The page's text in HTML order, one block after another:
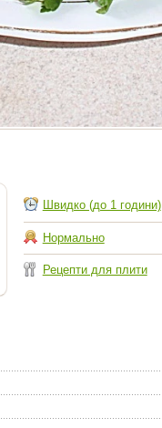
Швидко (до 1 години)
Нормально
Рецепти для плити